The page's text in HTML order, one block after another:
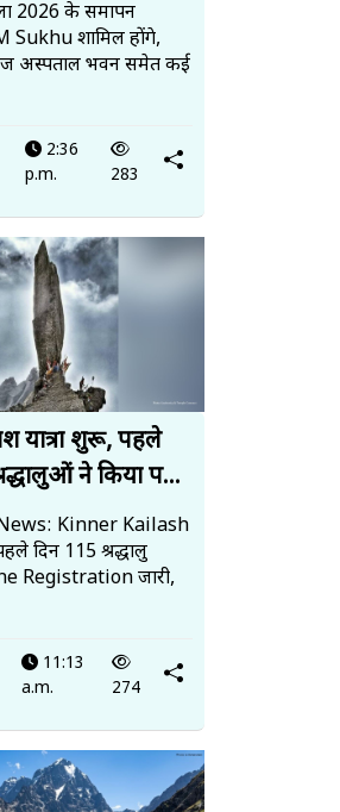
2026 के समापन
Sukhu शामिल होंगे,
अस्पताल भवन समेत कई
2:36
p.m.
283
यात्रा शुरू, पहले
ने किया प...
Kinner Kailash
दिन 115 श्रद्धालु
Registration जारी,
11:13
a.m.
274